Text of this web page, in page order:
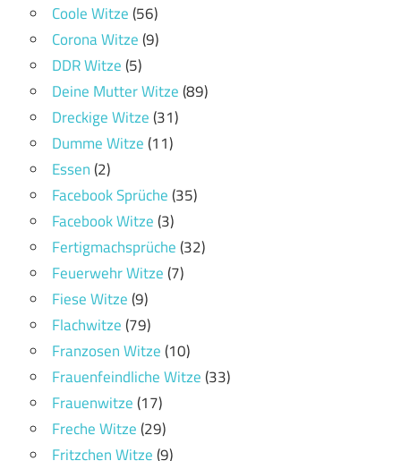
Coole Witze(56)
Corona Witze(9)
DDR Witze(5)
Deine Mutter Witze(89)
Dreckige Witze(31)
Dumme Witze(11)
Essen(2)
Facebook Sprüche(35)
Facebook Witze(3)
Fertigmachsprüche(32)
Feuerwehr Witze(7)
Fiese Witze(9)
Flachwitze(79)
Franzosen Witze(10)
Frauenfeindliche Witze(33)
Frauenwitze(17)
Freche Witze(29)
Fritzchen Witze(9)